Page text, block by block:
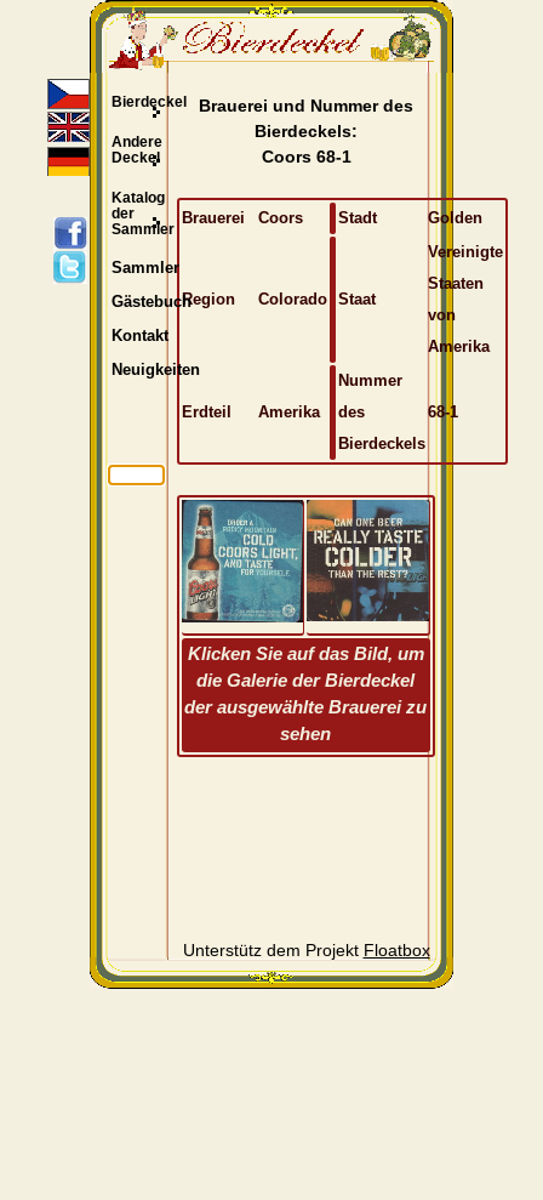
Brauerei und Nummer des
Bierdeckels:
Coors 68-1
Brauerei Coors Stadt Golden
Region Colorado Staat
Vereinigte
Staaten
von
Amerika
Erdteil Amerika
Nummer
des
Bierdeckels
68-1
Klicken Sie auf das Bild, um
die Galerie der Bierdeckel
der ausgewählte Brauerei zu
sehen
Unterstütz dem Projekt Floatbox
Bierdeckel
Andere
Deckel
Katalog
der
Sammler
Sammler
Gästebuch
Kontakt
Neuigkeiten